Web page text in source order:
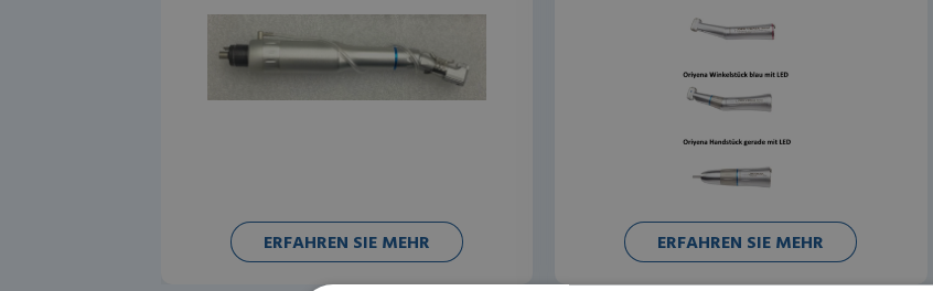
ERFAHREN SIE MEHR ERFAHREN SIE MEHR